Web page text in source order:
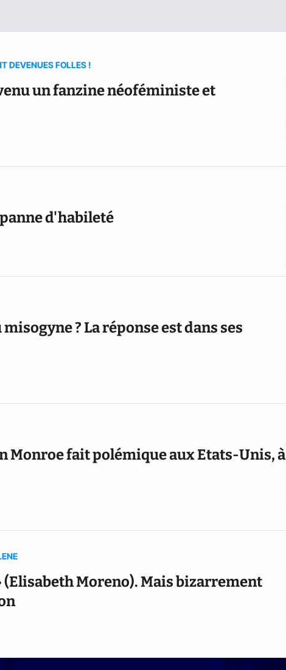
DEVENUES FOLLES !
un fanzine néoféministe et
d'habileté
? La réponse est dans ses
Monroe fait polémique aux Etats-Unis, à
(Elisabeth Moreno). Mais bizarrement